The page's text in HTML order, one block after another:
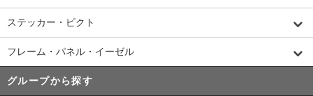
ステッカー・ピクト
フレーム・パネル・イーゼル
グループから探す